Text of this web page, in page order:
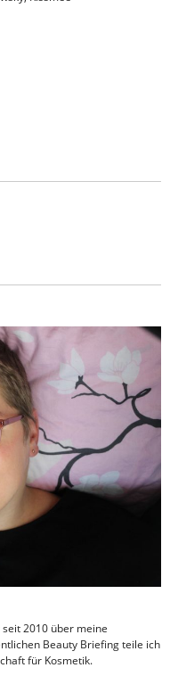
2010 über meine
Beauty Briefing teile ich
für Kosmetik.